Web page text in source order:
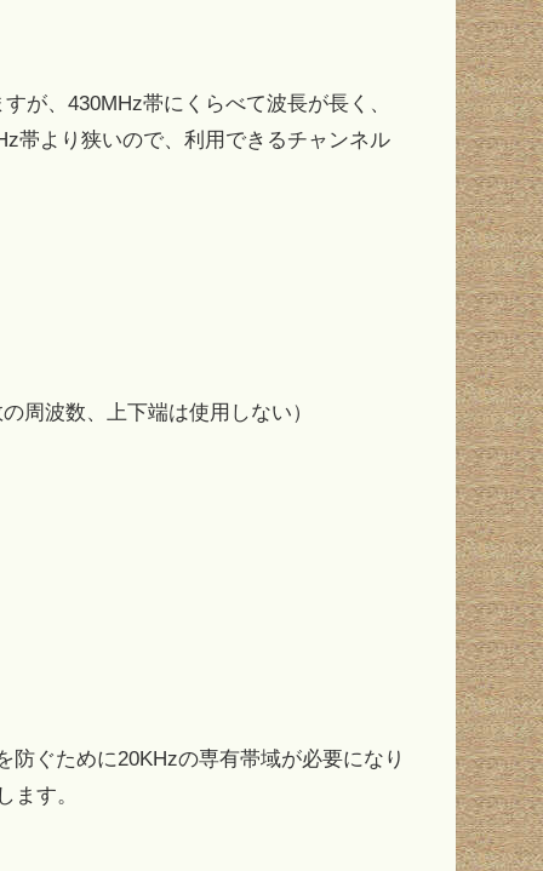
が、430MHz帯にくらべて波長が長く、
帯より狭いので、利用できるチャンネル
周波数、上下端は使用しない）
ぐために20KHzの専有帯域が必要になり
ます。